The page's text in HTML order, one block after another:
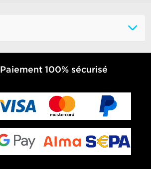
Paiement 100% sécurisé